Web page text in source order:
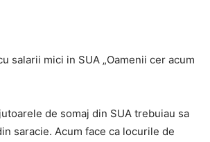
salarii mici in SUA „Oamenii cer acum
de somaj din SUA trebuiau sa
saracie. Acum face ca locurile de